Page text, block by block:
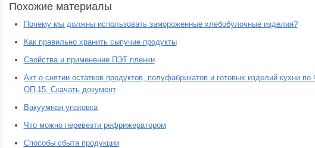
Похожие материалы
Почему мы должны использовать замороженные хлебобулочные изделия?
Как правильно хранить сыпучие продукты
Свойства и применение ПЭТ пленки
Акт о снятии остатков продуктов, полуфабрикатов и готовых изделий кухни
ОП-15. Скачать документ
Вакуумная упаковка
Что можно перевезти рефрижератором
Способы сбыта продукции